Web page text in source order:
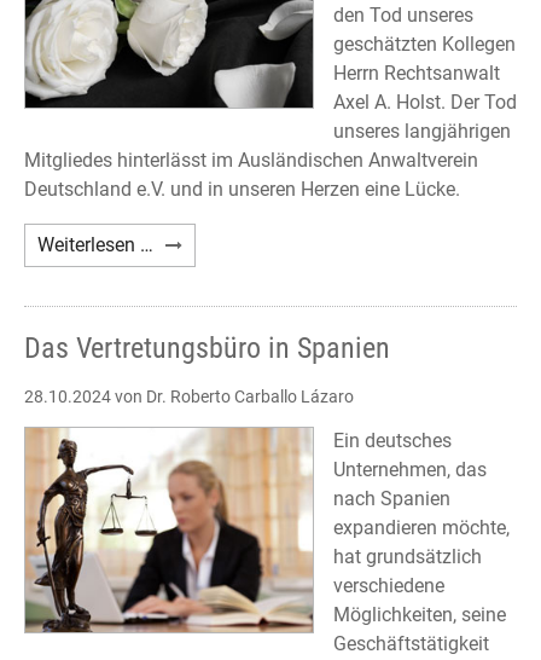
den Tod unseres
geschätzten Kollegen
Herrn Rechtsanwalt
Axel A. Holst. Der Tod
unseres langjährigen
Mitgliedes hinterlässt im Ausländischen Anwaltverein
Deutschland e.V. und in unseren Herzen eine Lücke.
Weiterlesen … Nachruf
Axel
A.
Das Vertretungsbüro in Spanien
28.10.2024von Dr. Roberto Carballo Lázaro
Ein deutsches
Unternehmen, das
nach Spanien
expandieren möchte,
hat grundsätzlich
verschiedene
Möglichkeiten, seine
Geschäftstätigkeit